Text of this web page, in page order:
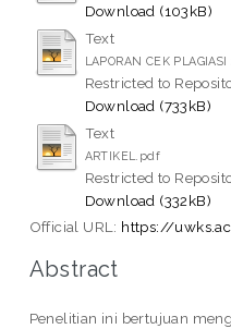
Download (103kB)
Text
LAPORAN CEK
Restricted to
Download (733kB)
Text
ARTIKEL.pdf
Restricted to
Download (332kB)
Official URL: https://
Abstract
Penelitian ini bertujuan